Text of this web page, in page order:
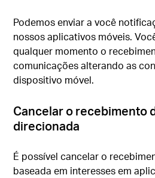
Podemos enviar a você
nossos aplicativos móveis.
qualquer momento o
comunicações alterando as
dispositivo móvel.
Cancelar o recebimento
direcionada
É possível cancelar o
baseada em interesses em